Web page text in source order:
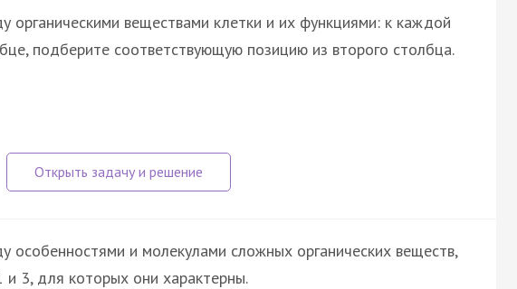
органическими веществами клетки и их функциями: к каждой
подберите соответствующую позицию из второго столбца.
особенностями и молекулами сложных органических веществ,
3, для которых они характерны.